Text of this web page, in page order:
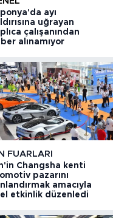
ayı
uğrayan
çalışanından
alınamıyor
FUARLARI
Changsha kenti
pazarını
amacıyla
etkinlik düzenledi